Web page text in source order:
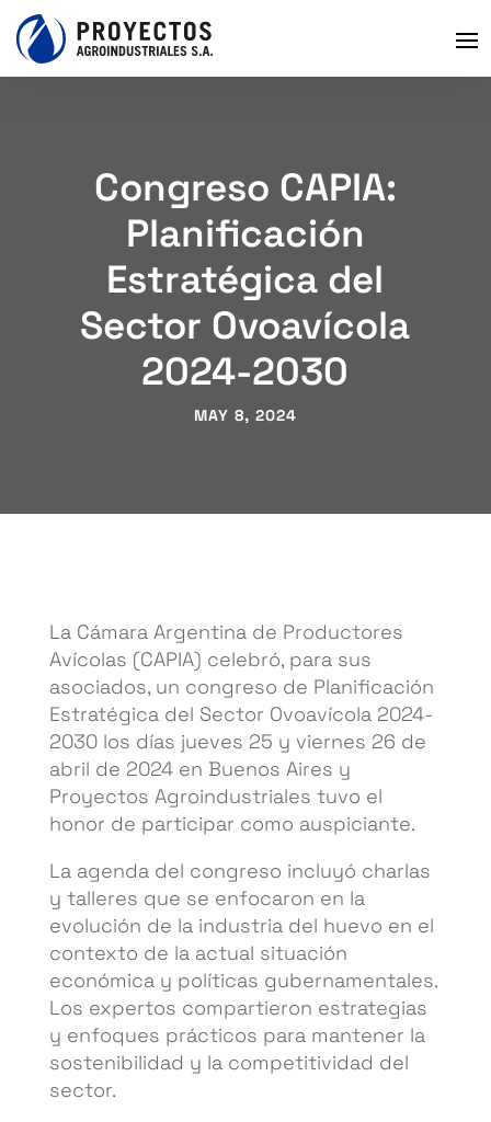
Congreso CAPIA:
Planificación
Estratégica del
Sector Ovoavícola
2024-2030
MAY 8, 2024
La Cámara Argentina de Productores
Avícolas (CAPIA) celebró, para sus
asociados, un congreso de Planificación
Estratégica del Sector Ovoavícola 2024-
2030 los días jueves 25 y viernes 26 de
abril de 2024 en Buenos Aires y
Proyectos Agroindustriales tuvo el
honor de participar como auspiciante.
La agenda del congreso incluyó charlas
y talleres que se enfocaron en la
evolución de la industria del huevo en el
contexto de la actual situación
económica y políticas gubernamentales.
Los expertos compartieron estrategias
y enfoques prácticos para mantener la
sostenibilidad y la competitividad del
sector.